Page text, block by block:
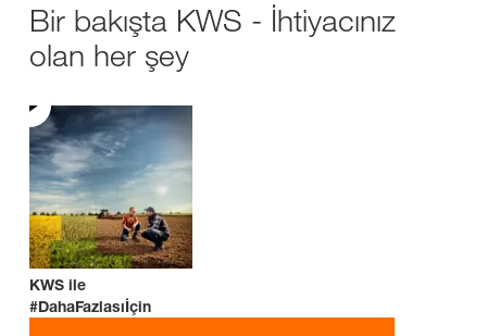
Bir bakışta KWS - İhtiyacınız
olan her şey
KWS ile
#DahaFazlasıİçin